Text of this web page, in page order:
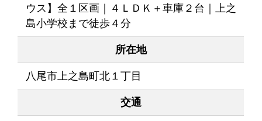
ウス】全１区画｜４ＬＤＫ＋車庫２台｜上之
島小学校まで徒歩４分
所在地
八尾市上之島町北１丁目
交通